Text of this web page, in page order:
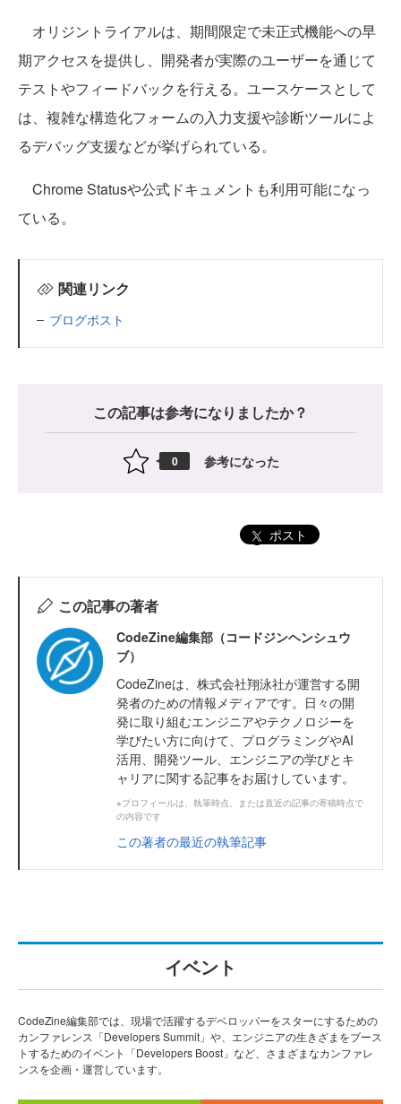
オリジントライアルは、期間限定で未正式機能への早
期アクセスを提供し、開発者が実際のユーザーを通じて
テストやフィードバックを行える。ユースケースとして
は、複雑な構造化フォームの入力支援や診断ツールによ
るデバッグ支援などが挙げられている。
Chrome Statusや公式ドキュメントも利用可能になっ
ている。
関連リンク
ブログポスト
この記事は参考になりましたか？
0 参考になった
ポスト
この記事の著者
CodeZine編集部（コードジンヘンシュウ
ブ）
CodeZineは、株式会社翔泳社が運営する開
発者のための情報メディアです。日々の開
発に取り組むエンジニアやテクノロジーを
学びたい方に向けて、プログラミングやAI
活用、開発ツール、エンジニアの学びとキ
ャリアに関する記事をお届けしています。
※プロフィールは、執筆時点、または直近の記事の寄稿時点で
の内容です
この著者の最近の執筆記事
イベント
CodeZine編集部では、現場で活躍するデベロッパーをスターにするための
カンファレンス「Developers Summit」や、エンジニアの生きざまをブース
トするためのイベント「Developers Boost」など、さまざまなカンファレ
ンスを企画・運営しています。